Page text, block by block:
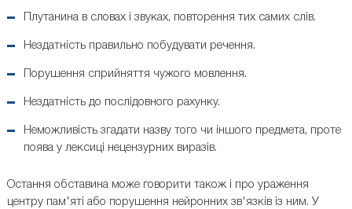
Плутанина в словах і звуках, повторення тих самих слів.
Нездатність правильно побудувати речення.
Порушення сприйняття чужого мовлення.
Нездатність до послідовного рахунку.
Неможливість згадати назву того чи іншого предмета, проте
поява у лексиці нецензурних виразів.
Остання обставина може говорити також і про ураження
центру пам'яті або порушення нейронних зв'язків із ним. У